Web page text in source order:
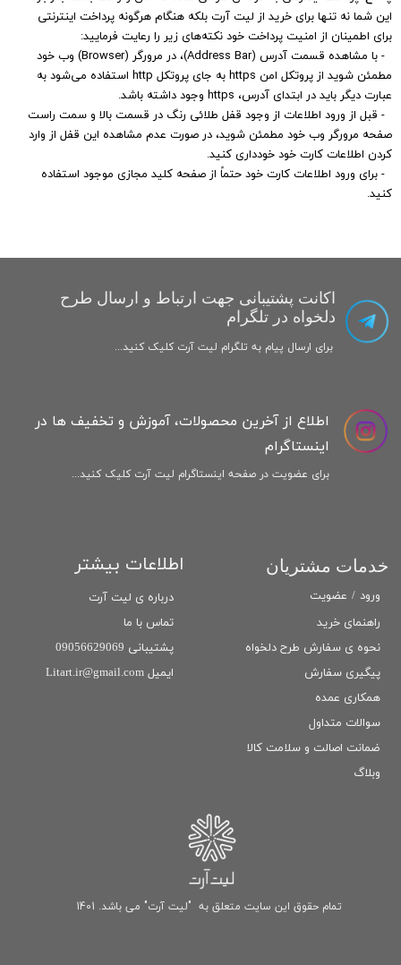
این شما نه تنها برای خرید از لیت آرت بلکه هنگام هرگونه پرداخت اینترنتی
برای اطمینان از امنیت پرداخت خود نکته‏‌های زیر را رعایت فرمایید:
- با مشاهده قسمت آدرس (Address Bar)، در مرورگر (Browser) وب خود
مطمئن شوید از پروتکل امن https به جای پروتکل http استفاده می‏‌شود به
عبارت دیگر باید در ابتدای آدرس، https وجود داشته باشد.
- قبل از ورود اطلاعات از وجود قفل طلائی رنگ در قسمت بالا و سمت راست
صفحه مرورگر وب خود مطمئن شوید، در صورت عدم مشاهده این قفل از وارد
کردن اطلاعات کارت خود خودداری کنید.
- برای ورود اطلاعات کارت خود حتماً از صفحه کلید مجازی موجود استفاده
کنید.​​​​​​​
راهنمای خرید
نحوه ی سفارش طرح دلخواه
پیگیری سفارش
همکاری عمده
سوالات متداول
ضمانت اصالت و سلامت كالا
وبلاگ
خدمات مشتریان
اکانت پشتیبانی جهت ارتباط و ارسال طرح
دلخواه در تلگرام
برای ارسال پیام به تلگرام لیت آرت کلیک کنید...
اطلاعات بیشتر
درباره ی لیت آرت
تماس با ما
پشتیبانی 09056629069
ایمیل Litart.ir@gmail.com
تمام حقوق این سایت متعلق به "لیت آرت" می باشد. 1401
اطلاع از آخرین محصولات، آموزش و تخفیف ها در
اینستاگرام
برای عضویت در صفحه اینستاگرام لیت آرت کلیک کنید...
ورود / عضویت